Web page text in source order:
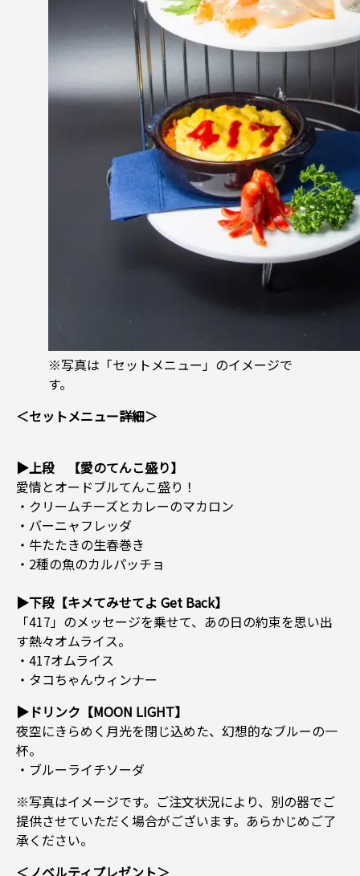
※写真は「セットメニュー」のイメージで
す。
＜セットメニュー詳細＞
▶上段 【愛のてんこ盛り】
愛情とオードブルてんこ盛り！
・クリームチーズとカレーのマカロン
・バーニャフレッダ
・牛たたきの生春巻き
・2種の魚のカルパッチョ
▶下段【キメてみせてよ Get Back】
「417」のメッセージを乗せて、あの日の約束を思い出
す熱々オムライス。
・417オムライス
・タコちゃんウィンナー
▶ドリンク【MOON LIGHT】
夜空にきらめく月光を閉じ込めた、幻想的なブルーの一
杯。
・ブルーライチソーダ
※写真はイメージです。ご注文状況により、別の器でご
提供させていただく場合がございます。あらかじめご了
承ください。
＜ノベルティプレゼント＞